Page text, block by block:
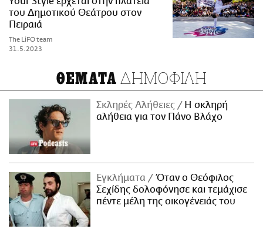
του Δημοτικού Θεάτρου στον
Πειραιά
The LiFO team
31.5.2023
ΘΕΜΑΤΑ ΔΗΜΟΦΙΛΗ
Σκληρές Αλήθειες
H σκληρή
αλήθεια για τον Πάνο Βλάχο
Εγκλήματα
Όταν ο Θεόφιλος
Σεχίδης δολοφόνησε και τεμάχισε
πέντε μέλη της οικογένειάς του